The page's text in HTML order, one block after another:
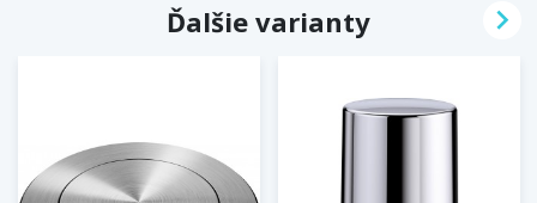
Ďalšie varianty 